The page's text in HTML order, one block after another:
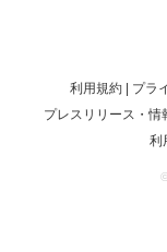
利用規約 プラ
プレスリリース・情
利